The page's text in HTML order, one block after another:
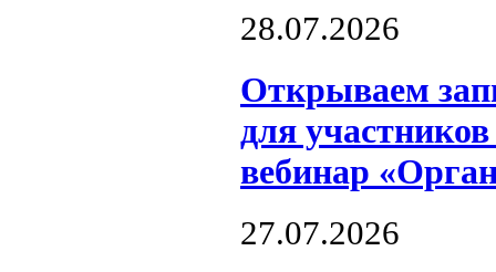
28.07.2026
Открываем
для
вебинар
27.07.2026